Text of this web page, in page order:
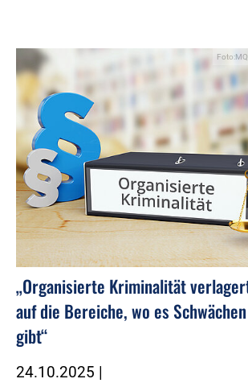
„Organisierte Kriminalität
auf die Bereiche, wo es
gibt“
24.10.2025 |